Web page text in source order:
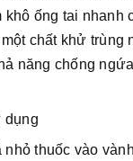
ống tai nhanh
chất khử trùng
năng chống
dụng
thuốc vào